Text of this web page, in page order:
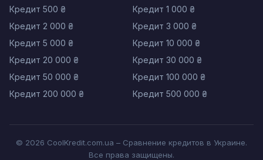
Кредит 500 ₴
Кредит 1 000 ₴
Кредит 2 000 ₴
Кредит 3 000 ₴
Кредит 5 000 ₴
Кредит 10 000 ₴
Кредит 20 000 ₴
Кредит 30 000 ₴
Кредит 50 000 ₴
Кредит 100 000 ₴
Кредит 200 000 ₴
Кредит 500 000 ₴
© 2026 CoolKredit.com.ua – Сравнение кредитов в Украине.
Все права защищены.